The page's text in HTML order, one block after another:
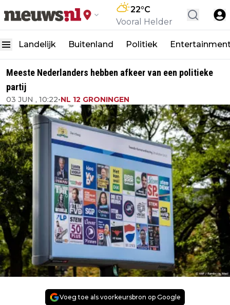
22°C
Vooral Helder
Landelijk Buitenland Politiek
Meeste Nederlanders hebben afkeer van een politieke
partij
03 JUN , 10:22•NL 12 GRONINGEN
Voeg toe als voorkeursbron op Google